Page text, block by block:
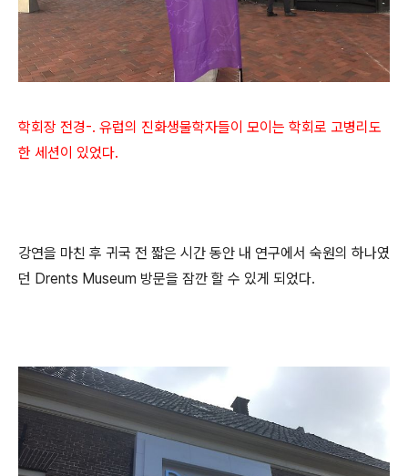
학회장 전경-. 유럽의 진화생물학자들이 모이는 학회로 고병리도
한 세션이 있었다.
강연을 마친 후 귀국 전 짧은 시간 동안 내 연구에서 숙원의 하나였
던 Drents Museum 방문을 잠깐 할 수 있게 되었다.